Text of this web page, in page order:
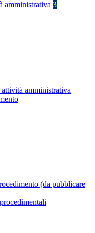
amministrativa 3
amministrativa
(da pubblicare